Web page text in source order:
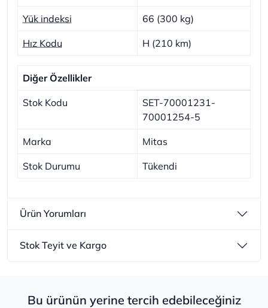
Yük indeksi 66 (300 kg)
Hız Kodu H (210 km)
Diğer Özellikler
Stok Kodu
SET-70001231-
70001254-5
Marka Mitas
Stok Durumu Tükendi
Ürün Yorumları
Stok Teyit ve Kargo
Bu ürünün yerine tercih edebileceğiniz